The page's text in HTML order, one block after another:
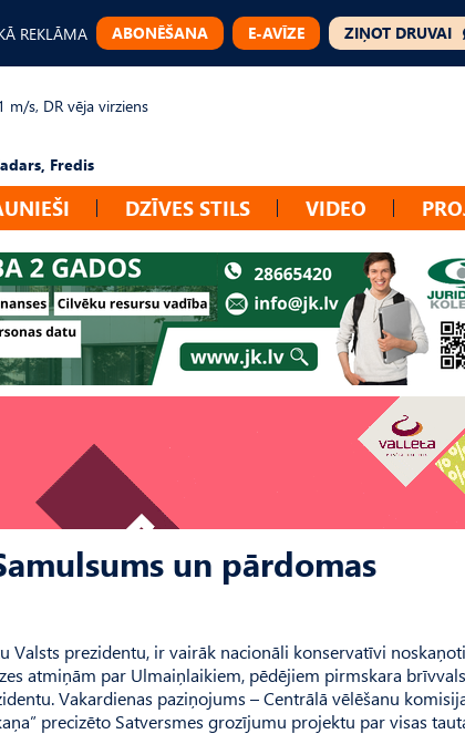
REKLĀMA ABONĒŠANA E-AVĪZE ZIŅOT DRUVAI
m/s, DR vēja virziens
Fredis
DZĪVES STILS VIDEO
un pārdomas
Valsts prezidentu, ir vairāk nacionāli konservatīvi
atmiņām par Ulmaiņlaikiem, pēdējiem pirms­kara
Vakardienas paziņojums – Centrālā vēlēšanu
precizēto Satversmes grozījumu projektu par visas